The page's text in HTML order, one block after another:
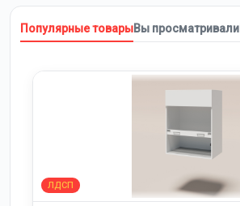
Популярные товарыВы просматривали